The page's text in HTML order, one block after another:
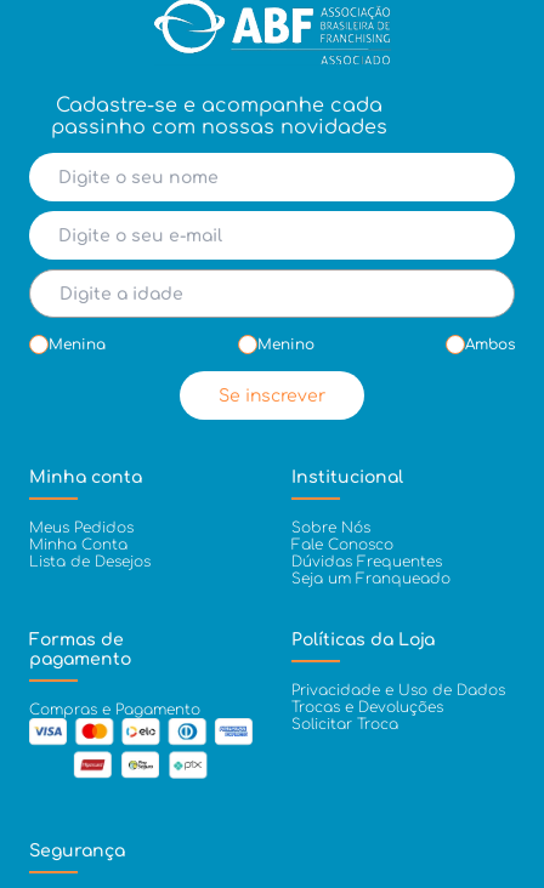
Cadastre-se e acompanhe cada
passinho com nossas novidades
Menina Menino Ambos
Se inscrever
Minha conta
Meus Pedidos
Minha Conta
Lista de Desejos
Institucional
Sobre Nós
Fale Conosco
Dúvidas Frequentes
Seja um Franqueado
Formas de
pagamento
Compras e Pagamento
Políticas da Loja
Privacidade e Uso de Dados
Trocas e Devoluções
Solicitar Troca
Segurança